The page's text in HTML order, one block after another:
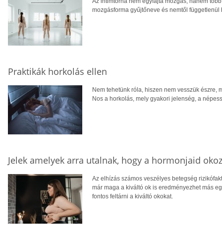
mozgásforma gyűjtőneve és nemtől függetlenül
Praktikák horkolás ellen
Nem tehetünk róla, hiszen nem vesszük észre,
Nos a horkolás, mely gyakori jelenség, a
Jelek amelyek arra utalnak, hogy a hormonjaid
Az elhízás számos veszélyes betegség
már maga a kiváltó ok is eredményezhet más
fontos feltárni a kiváltó okokat.